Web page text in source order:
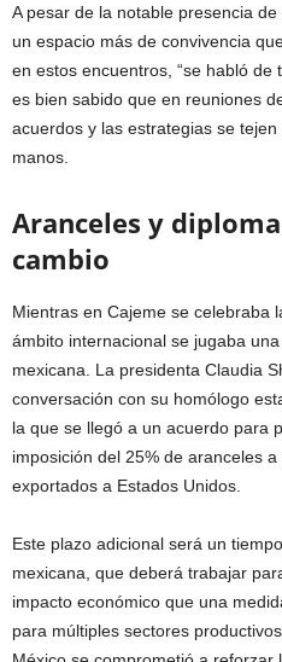
A pesar de la notable presencia
un espacio más de convivencia
en estos encuentros, “se habló de
es bien sabido que en reuniones
acuerdos y las estrategias se
manos.
Aranceles y
cambio
Mientras en Cajeme se celebraba
ámbito internacional se jugaba
mexicana. La presidenta Claudia
conversación con su homólogo
la que se llegó a un acuerdo para
imposición del 25% de aranceles
exportados a Estados Unidos.
Este plazo adicional será un
mexicana, que deberá trabajar
impacto económico que una
para múltiples sectores